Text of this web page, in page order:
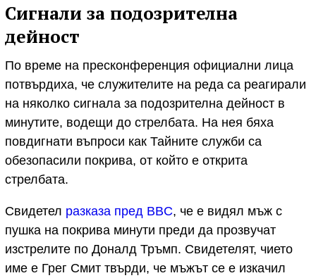
Сигнали за подозрителна
дейност
По време на пресконференция официални лица
потвърдиха, че служителите на реда са реагирали
на няколко сигнала за подозрителна дейност в
минутите, водещи до стрелбата. На нея бяха
повдигнати въпроси как Тайните служби са
обезопасили покрива, от който е открита
стрелбата.
Свидетел разказа пред BBC, че е видял мъж с
пушка на покрива минути преди да прозвучат
изстрелите по Доналд Тръмп. Свидетелят, чието
име е Грег Смит твърди, че мъжът се е изкачил